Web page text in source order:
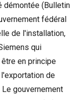
démontée (Bulletin
fédéral
de l'installation,
qui
en principe
de
gouvernement